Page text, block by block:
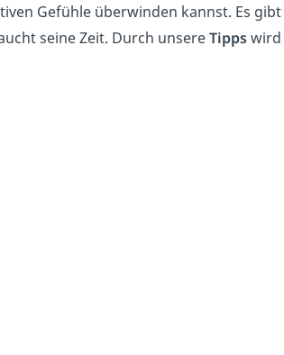
Gefühle überwinden kannst. Es
seine Zeit. Durch unsereTippswird